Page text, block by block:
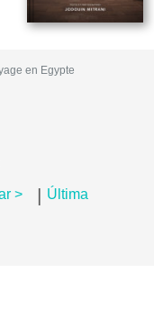
en Egypte
> | Última